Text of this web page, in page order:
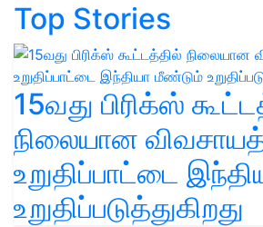
Top Stories
15வது பிரிக்ஸ்
நிலையான
உறுதிப்பாட்டை
உறுதிப்படுத்துகிறது